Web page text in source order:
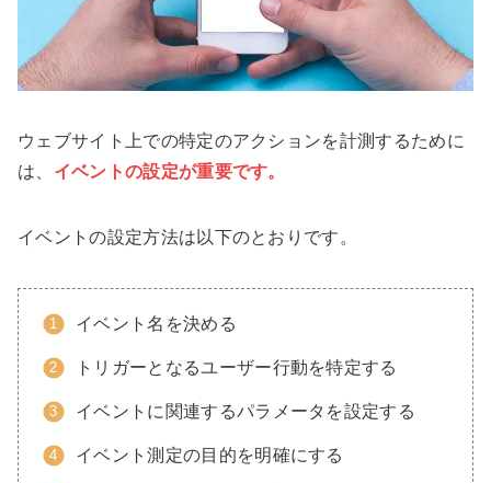
ウェブサイト上での特定のアクションを計測するために
は、 イベントの設定が重要です。
イベントの設定方法は以下のとおりです。
イベント名を決める
トリガーとなるユーザー行動を特定する
イベントに関連するパラメータを設定する
イベント測定の目的を明確にする